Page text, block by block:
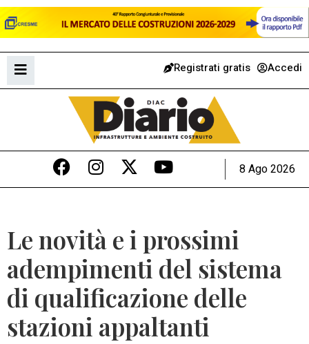
Registrati gratis Accedi
8 Ago 2026
Le novità e i prossimi
adempimenti del sistema
di qualificazione delle
stazioni appaltanti